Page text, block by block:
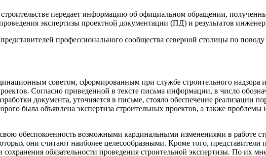
передает информацию об официальном обращении,
экспертизы проектной документации (ПД) и результатов
профессионального сообщества северной столицы по
советом, сформированным при службе строительного надзора
Согласно приведенной в тексте письма информации, в число
документа, уточняется в письме, стояло обеспечение реализации
была объявлена экспертиза строительных проектов, а также
обеспокоенность возможными кардинальными изменениями в работе
они считают наиболее целесообразными. Кроме того, представители
обязательности проведения строительной экспертизы. По их